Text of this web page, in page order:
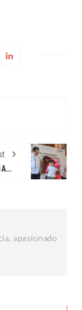
RINDE PROTESTA PATRONATO DE BENEFICIENCIA PÚBLICA
apasionado